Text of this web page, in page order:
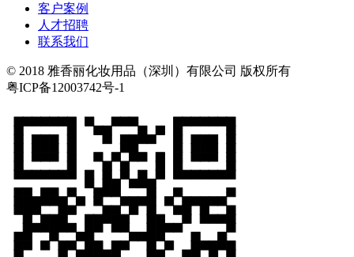
客户案例
人才招聘
联系我们
© 2018 雅香丽化妆用品（深圳）有限公司 版权所有
粤ICP备12003742号-1